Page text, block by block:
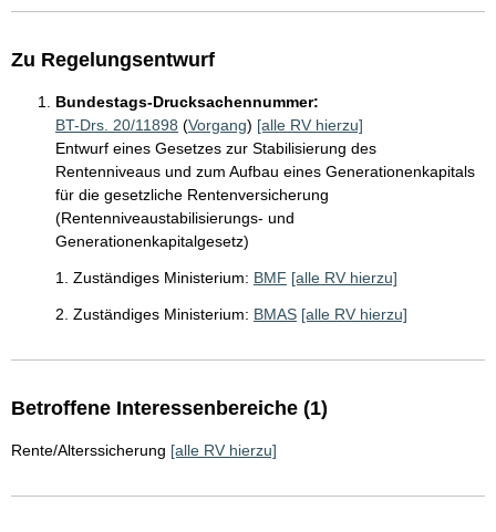
Zu Regelungsentwurf
Bundestags-Drucksachennummer:
BT-Drs. 20/11898 (Vorgang) [alle RV hierzu]
Entwurf eines Gesetzes zur Stabilisierung des
Rentenniveaus und zum Aufbau eines Generationenkapitals
für die gesetzliche Rentenversicherung
(Rentenniveaustabilisierungs- und
Generationenkapitalgesetz)
1. Zuständiges Ministerium: BMF [alle RV hierzu]
2. Zuständiges Ministerium: BMAS [alle RV hierzu]
Betroffene Interessenbereiche (1)
Rente/Alterssicherung [alle RV hierzu]